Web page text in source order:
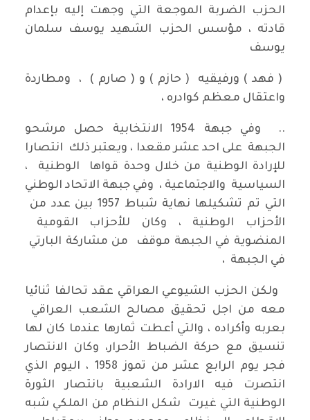
الحزب الضربة الموجعة التي وجهت إليه بإعدام
قادته ، مؤسس الحزب الشهيد يوسف سلمان
يوسف
( فهد ) ورفيقيه ( حازم ) و ( صارم ) ، ومطاردة
واعتقال معظم كوادره ،
.. وفي جبهة 1954 الانتخابية حصل مرشحو
الجبهة على احد عشر مقعدا ، ويعتبر ذلك انتصارا
للإرادة الوطنية من خلال وحدة قواها الوطنية ،
السياسية والاجتماعية ، وفي جبهة الاتحاد الوطني
التي تم تشكيلها نهاية شباط 1957 بين عدد من
الأحزاب الوطنية ، وكان للأحزاب القومية
المنضوية في الجبهة موقف من مشاركة البارتي
في الجبهة ،
ولكن الحزب الشيوعي العراقي عقد تحالفا ثنائيا
معه من اجل تحقيق مصالح الشعب العراقي
بعربه وأكراده ، والتي أعطت ثمارها عندما كان لها
تنسيق مع حركة الضباط الأحرار، وكان الانتصار
فجر يوم الرابع عشر من تموز 1958 ، اليوم الذي
انتصرت فيه الارادة الشعبية بانتصار الثورة
الوطنية التي غيرت شكل النظام من الملكي شبه